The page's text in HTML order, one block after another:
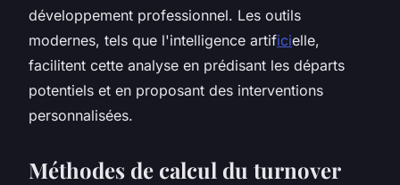
développement professionnel. Les outils
modernes, tels que l'intelligence artificielle,
facilitent cette analyse en prédisant les départs
potentiels et en proposant des interventions
personnalisées.
Méthodes de calcul du turnover